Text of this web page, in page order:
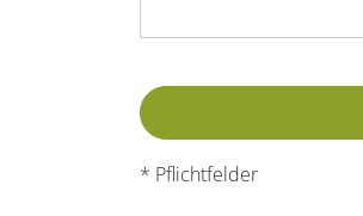
* Pflichtfelder